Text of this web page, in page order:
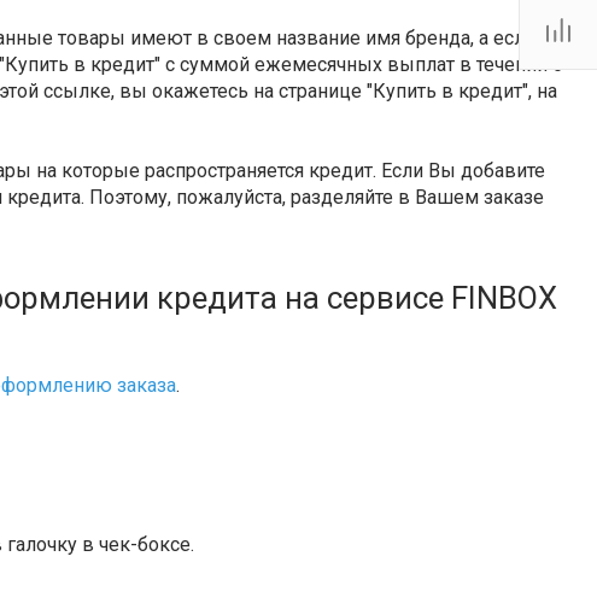
Пн.-пт.: 10:00-19:00 Сб.:
10:00-17:00 Вс.:
товары имеют в своем название имя бренда, а если
в кредит" с суммой ежемесячных выплат в течении 6
ссылке, вы окажетесь на странице "Купить в кредит", на
на которые распространяется кредит. Если Вы добавите
Поэтому, пожалуйста, разделяйте в Вашем заказе
кредита на сервисе FINBOX
заказа.
галочку в чек-боксе.